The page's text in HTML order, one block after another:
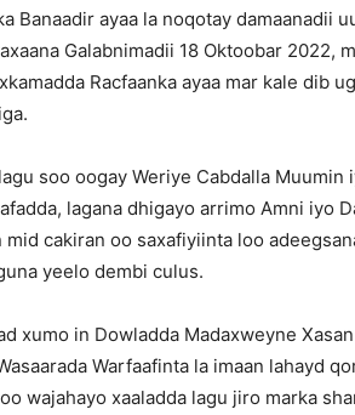
Banaadir ayaa la noqotay damaanadii
Galabnimadii 18 Oktoobar 2022,
Racfaanka ayaa mar kale dib
soo oogay Weriye Cabdalla
lagana dhigayo arrimo Amni iyo
mid cakiran oo saxafiyiinta loo
yeelo dembi culus.
xumo in Dowladda Madaxweyne
Warfaafinta la imaan lahayd
wajahayo xaaladda lagu jiro marka